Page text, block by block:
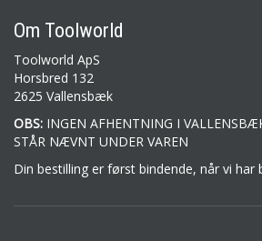
Om Toolworld
Toolworld ApS
Horsbred 132
2625 Vallensbæk
OBS: INGEN AFHENTNING I
STÅR NÆVNT UNDER VAREN
Din bestilling er først bindende, når vi